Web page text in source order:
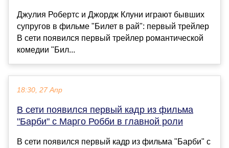
Джулия Робертс и Джордж Клуни играют бывших
супругов в фильме "Билет в рай": первый трейлер
В сети появился первый трейлер романтической
комедии "Бил...
18:30, 27 Апр
В сети появился первый кадр из фильма
"Барби" с Марго Робби в главной роли
В сети появился первый кадр из фильма "Барби" с